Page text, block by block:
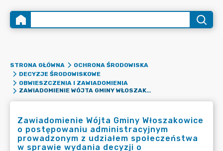
STRONA GŁÓWNA
OCHRONA ŚRODOWISKA
DECYZJE ŚRODOWISKOWE
OBWIESZCZENIA I ZAWIADOMIENIA
ZAWIADOMIENIE WÓJTA GMINY WŁOSZAKOWICE O POSTĘPOWANIU ADMINISTRACYJNYM PROWADZONYM Z UDZIAŁEM SPOŁECZEŃSTWA W SPRAWIE WYDANIA DECYZJI O ŚRODOWISKOWYCH UWARUNKOWANIACH DLA PRZEDSIĘWZIĘCIA PN.: „BUDOWA BUDYNKU MIESZKALNEGO JEDNORODZINNEGO WOLNOSTOJĄCEGO WRAZ Z INSTALACJAMI I URZĄDZENIAMI TECHNICZNYMI ORAZ POZOSTAŁĄ INFRASTRUKTURĄ NA DZIAŁCE O NR EWID. GRUNTU 584/3 OBRĘB KRZYCKO WIELKIE, GMINA WŁOSZAKOWICE”.
Zawiadomienie Wójta Gminy Włoszakowice
o postępowaniu administracyjnym
prowadzonym z udziałem społeczeństwa
w sprawie wydania decyzji o